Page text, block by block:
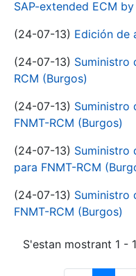
SAP-extended ECM by
(24-07-13) Edición de
(24-07-13) Suministro
RCM (Burgos)
(24-07-13) Suministro
FNMT-RCM (Burgos)
(24-07-13) Suministro
para FNMT-RCM
(24-07-13) Suministro
FNMT-RCM (Burgos)
S'estan mostrant 1 -